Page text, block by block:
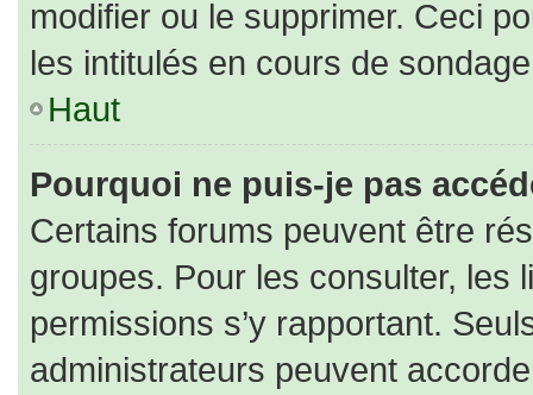
modifier ou le supprimer. Ceci
les intitulés en cours de
Haut
Pourquoi ne puis-je pas
Certains forums peuvent être
groupes. Pour les consulter, les
permissions s’y rapportant.
administrateurs peuvent